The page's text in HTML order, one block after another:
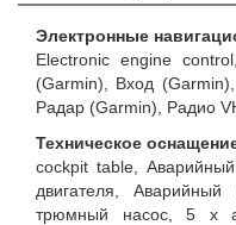
Электронные
Electronic engine
(Garmin), Вход
Радар (Garmin), Радио
Техническое
cockpit table,
двигателя, Аварийный
трюмный насос, 5 x